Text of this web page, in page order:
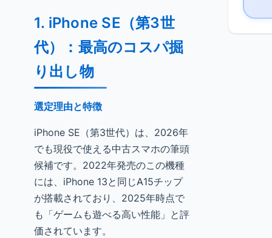
1. iPhone SE（第3世
代）：最高のコスパ掘
り出し物
選定理由と特徴
iPhone SE（第3世代）は、2026年
でも現役で使える中古スマホの筆頭
候補です。2022年発売のこの機種
には、iPhone 13と同じA15チップ
が搭載されており、2025年時点で
も「ゲームも遊べる高い性能」と評
価されています。